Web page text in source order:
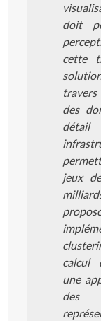
doit
cette
travers
des
détail
jeux
calcul
une
des